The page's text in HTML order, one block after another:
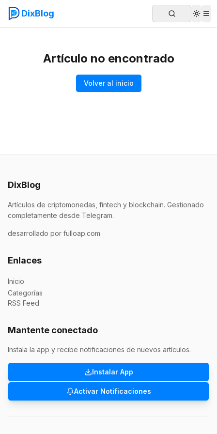
DixBlog
Artículo no encontrado
Volver al inicio
DixBlog
Artículos de criptomonedas, fintech y blockchain. Gestionado
completamente desde Telegram.
desarrollado por fulloap.com
Enlaces
Inicio
Categorías
RSS Feed
Mantente conectado
Instala la app y recibe notificaciones de nuevos artículos.
Instalar App
Activar Notificaciones